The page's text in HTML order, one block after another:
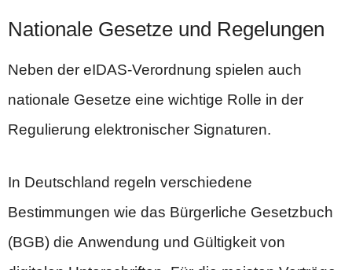
Nationale Gesetze und Regelungen
Neben der eIDAS-Verordnung spielen auch
nationale Gesetze eine wichtige Rolle in der
Regulierung elektronischer Signaturen.
In Deutschland regeln verschiedene
Bestimmungen wie das Bürgerliche Gesetzbuch
(BGB) die Anwendung und Gültigkeit von